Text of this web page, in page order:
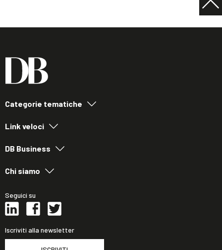
Categorie tematiche
Link veloci
DB Business
Chi siamo
Seguici su
Iscriviti alla newsletter